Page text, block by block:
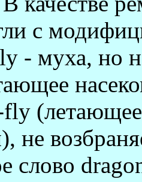
с
- муха, но
не
слово